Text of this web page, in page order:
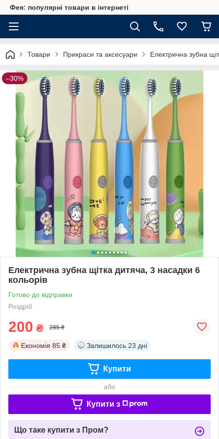
Фея: популярні товари в інтернеті
Товари Прикраси та аксесуари Електрична зубна
–30%
Електрична зубна щітка дитяча, 3 насадки 6
кольорів
Готово до відправки
Роздріб
200 ₴ 285 ₴
Економія 85 ₴ Залишилось 23 дні
Купити
або
Купити з
Що таке купити з Пром?